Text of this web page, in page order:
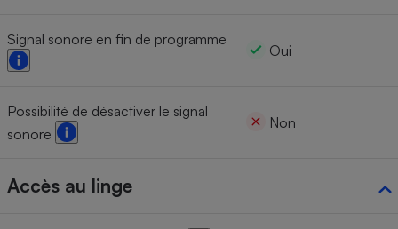
Signal sonore en fin de programme
Oui
Possibilité de désactiver le signal
sonore
Non
Accès au linge